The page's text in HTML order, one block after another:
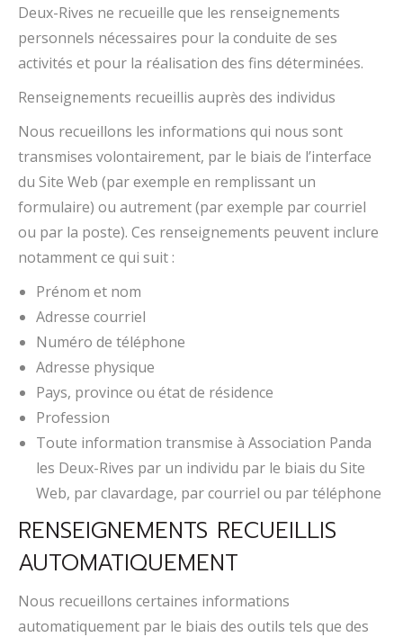
Deux-Rives ne recueille que les renseignements
personnels nécessaires pour la conduite de ses
activités et pour la réalisation des fins déterminées.
Renseignements recueillis auprès des individus
Nous recueillons les informations qui nous sont
transmises volontairement, par le biais de l’interface
du Site Web (par exemple en remplissant un
formulaire) ou autrement (par exemple par courriel
ou par la poste). Ces renseignements peuvent inclure
notamment ce qui suit :
Prénom et nom
Adresse courriel
Numéro de téléphone
Adresse physique
Pays, province ou état de résidence
Profession
Toute information transmise à Association Panda
les Deux-Rives par un individu par le biais du Site
Web, par clavardage, par courriel ou par téléphone
RENSEIGNEMENTS RECUEILLIS
AUTOMATIQUEMENT
Nous recueillons certaines informations
automatiquement par le biais des outils tels que des